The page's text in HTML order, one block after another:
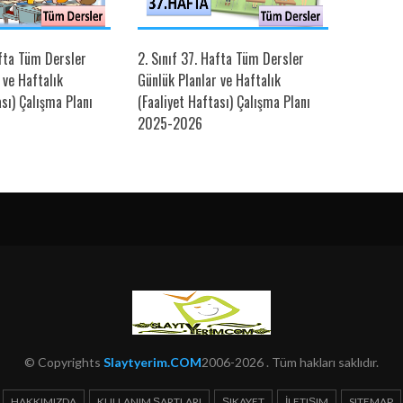
Tüm Dersler
Haftalık
Çalışma Planı
2. Sınıf 37. Hafta Tüm Dersler
Günlük Planlar ve Haftalık
(Faaliyet Haftası) Çalışma Planı
2025-2026
© Copyrights Slaytyerim.COM2006-2026 . Tüm hakları saklıdır.